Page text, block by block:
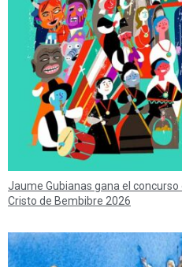
Jaume Gubianas gana el concurso
Cristo de Bembibre 2026